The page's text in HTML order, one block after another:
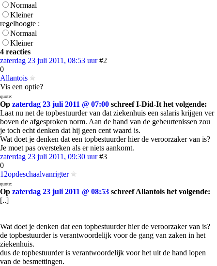
Normaal
Kleiner
regelhoogte :
Normaal
Kleiner
4 reacties
zaterdag 23 juli 2011, 08:53 uur #2
0
Allantois
Vis een optie?
quote:
Op zaterdag 23 juli 2011 @ 07:00 schreef I-Did-It het volgende:
Laat nu net de topbestuurder van dat ziekenhuis een salaris krijgen ver
boven de afgesproken norm. Aan de hand van de gebeurtenissen zou
je toch echt denken dat hij geen cent waard is.
Wat doet je denken dat een topbestuurder hier de veroorzaker van is?
Je moet pas oversteken als er niets aankomt.
zaterdag 23 juli 2011, 09:30 uur #3
0
12opdeschaalvanrigter
quote:
Op zaterdag 23 juli 2011 @ 08:53 schreef Allantois het volgende:
[..]
Wat doet je denken dat een topbestuurder hier de veroorzaker van is?
de topbestuurder is verantwoordelijk voor de gang van zaken in het
ziekenhuis.
dus de topbestuurder is verantwoordelijk voor het uit de hand lopen
van de besmettingen.